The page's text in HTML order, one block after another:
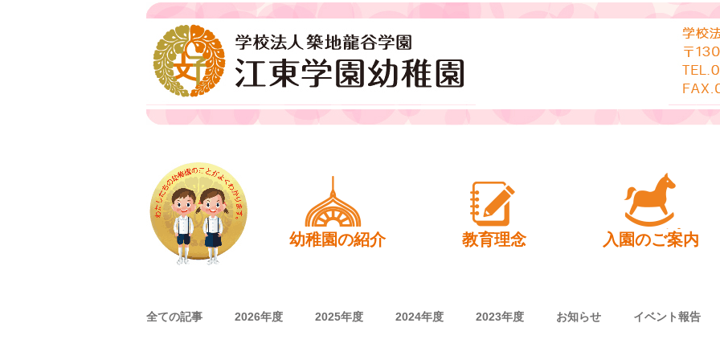
江東学園幼稚園
ホーム 幼稚園の紹介 教育理念 入園のご案内
全ての記事 2026年度 2025年度 2024年度 2023年度 お知らせ イベント報告